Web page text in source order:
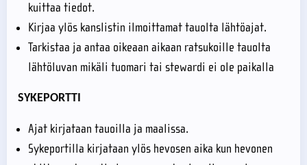
kuittaa tiedot.
Kirjaa ylös kanslistin ilmoittamat tauolta lähtöajat.
Tarkistaa ja antaa oikeaan aikaan ratsukoille tauolta
lähtöluvan mikäli tuomari tai stewardi ei ole paikalla
SYKEPORTTI
Ajat kirjataan tauoilla ja maalissa.
Sykeportilla kirjataan ylös hevosen aika kun hevonen